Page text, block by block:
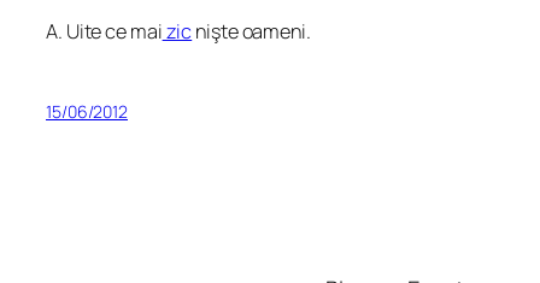
A. Uite ce maizic nişte oameni.
15/06/2012